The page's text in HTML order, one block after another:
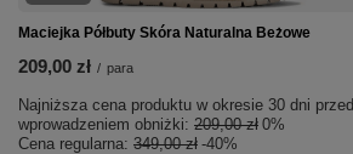
Maciejka Półbuty Skóra Naturalna Beżowe
209,00 zł / para
Najniższa cena produktu w okresie 30 dni przed
wprowadzeniem obniżki: 209,00 zł 0%
Cena regularna: 349,00 zł -40%